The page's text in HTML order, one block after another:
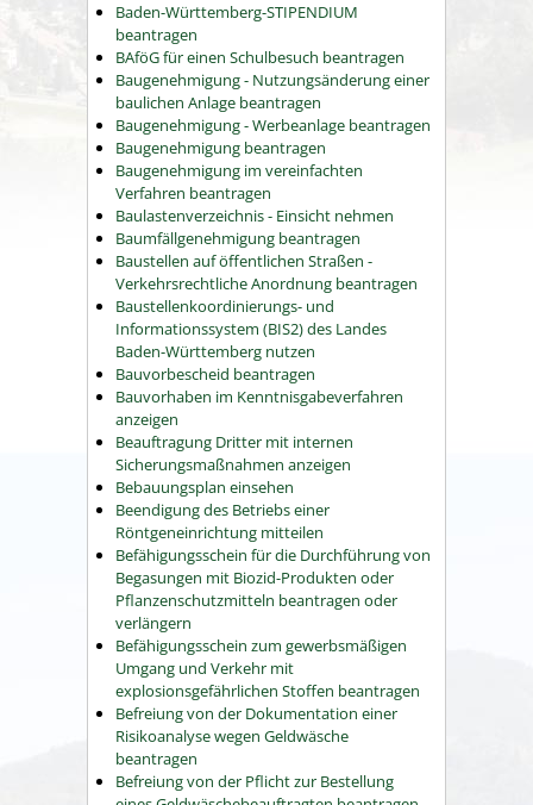
Baden-Württemberg-STIPENDIUM
beantragen
BAföG für einen Schulbesuch beantragen
Baugenehmigung - Nutzungsänderung einer
baulichen Anlage beantragen
Baugenehmigung - Werbeanlage beantragen
Baugenehmigung beantragen
Baugenehmigung im vereinfachten
Verfahren beantragen
Baulastenverzeichnis - Einsicht nehmen
Baumfällgenehmigung beantragen
Baustellen auf öffentlichen Straßen -
Verkehrsrechtliche Anordnung beantragen
Baustellenkoordinierungs- und
Informationssystem (BIS2) des Landes
Baden-Württemberg nutzen
Bauvorbescheid beantragen
Bauvorhaben im Kenntnisgabeverfahren
anzeigen
Beauftragung Dritter mit internen
Sicherungsmaßnahmen anzeigen
Bebauungsplan einsehen
Beendigung des Betriebs einer
Röntgeneinrichtung mitteilen
Befähigungsschein für die Durchführung von
Begasungen mit Biozid-Produkten oder
Pflanzenschutzmitteln beantragen oder
verlängern
Befähigungsschein zum gewerbsmäßigen
Umgang und Verkehr mit
explosionsgefährlichen Stoffen beantragen
Befreiung von der Dokumentation einer
Risikoanalyse wegen Geldwäsche
beantragen
Befreiung von der Pflicht zur Bestellung